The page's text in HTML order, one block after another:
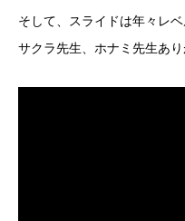
そして、スライドは年々レ
サクラ先生、ホナミ先生あ